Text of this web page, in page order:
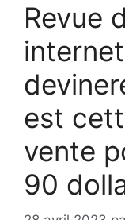
Revue
est
vente
90